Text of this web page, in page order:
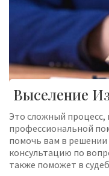
Выселение
Это сложный процесс,
профессиональной
помочь вам в
консультацию по
также поможет в